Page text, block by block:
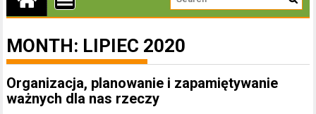
MONTH: LIPIEC 2020
Organizacja, planowanie i zapamiętywanie
ważnych dla nas rzeczy